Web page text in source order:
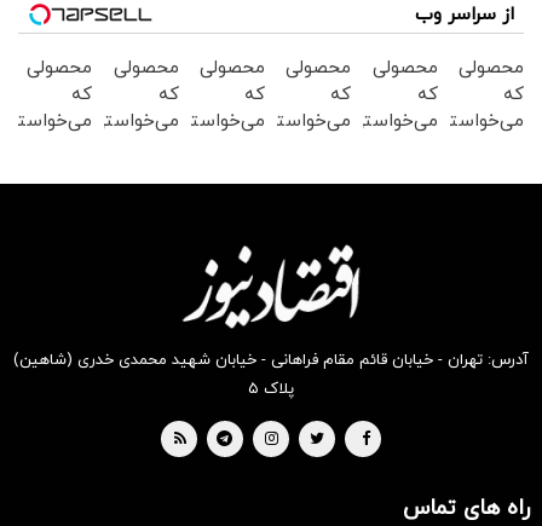
از سراسر وب
محصولی
که
می‌خواستی
محصولی
که
می‌خواستی
محصولی
که
می‌خواستی
بخر !
محصولی
که
می‌خواستی
بخر !
محصولی
که
می‌خواستی
محصولی
که
می‌خواستی
آدرس: تهران - خیابان قائم مقام فراهانی - خیابان شهید محمدی خدری (شاهین)
پلاک ۵
راه های تماس